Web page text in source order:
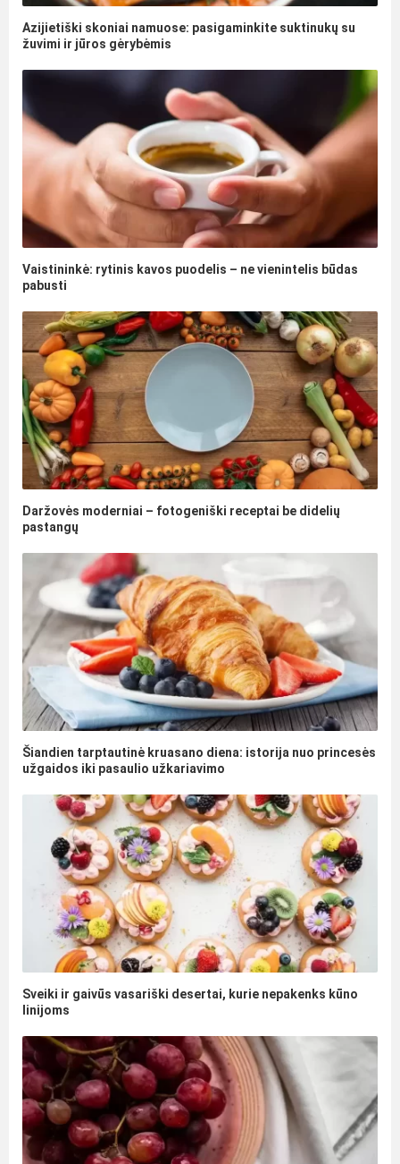
Azijietiški skoniai namuose: pasigaminkite suktinukų su
žuvimi ir jūros gėrybėmis
Vaistininkė: rytinis kavos puodelis – ne vienintelis būdas
pabusti
Daržovės moderniai – fotogeniški receptai be didelių
pastangų
Šiandien tarptautinė kruasano diena: istorija nuo princesės
užgaidos iki pasaulio užkariavimo
Sveiki ir gaivūs vasariški desertai, kurie nepakenks kūno
linijoms